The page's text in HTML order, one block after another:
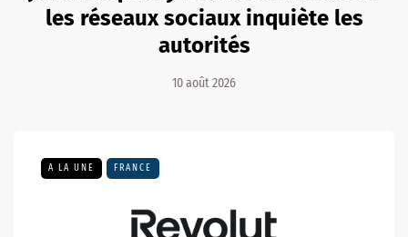
les réseaux sociaux inquiète les
autorités
10 août 2026
A LA UNE FRANCE